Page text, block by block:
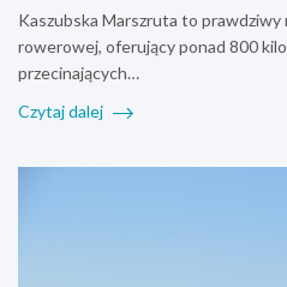
Kaszubska Marszruta to
rowerowej, oferujący ponad 800
przecinających…
Czytaj dalej